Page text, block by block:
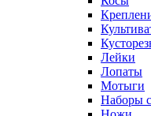
Лейки
Лопаты
Мотыги
Наборы